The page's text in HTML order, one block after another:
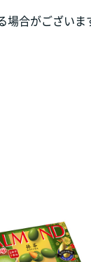
合がございま